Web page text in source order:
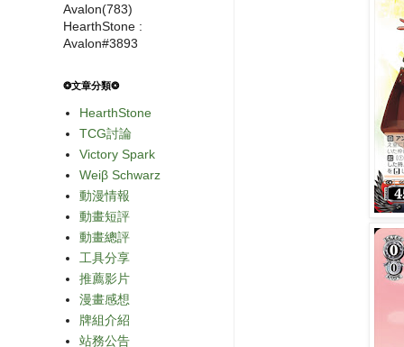
Avalon(783)
HearthStone :
Avalon#3893
❂文章分類❂
HearthStone
TCG討論
Victory Spark
Weiβ Schwarz
動漫情報
動畫短評
動畫總評
工具分享
推薦影片
漫畫感想
牌組介紹
站務公告